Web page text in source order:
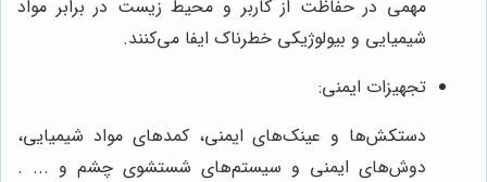
مهمی در حفاظت از کاربر و محیط زیست در برابر مواد
شیمیایی و بیولوژیکی خطرناک ایفا می‌کنند.
تجهیزات ایمنی:
دستکش‌ها و عینک‌های ایمنی، کمدهای مواد شیمیایی،
دوش‌های ایمنی و سیستم‌های شستشوی چشم و ... .